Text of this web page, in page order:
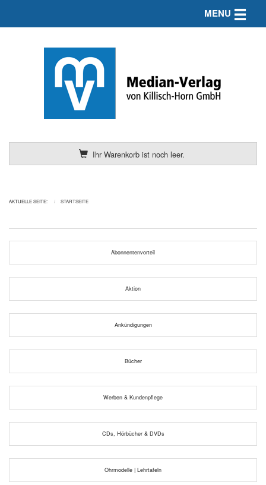
Ihr Warenkorb ist noch leer.
MENU Toggle
AKTUELLE SEITE: STARTSEITE
Abonnentenvorteil
Aktion
Ankündigungen
Bücher
Werben & Kundenpflege
CDs, Hörbücher & DVDs
Ohrmodelle | Lehrtafeln